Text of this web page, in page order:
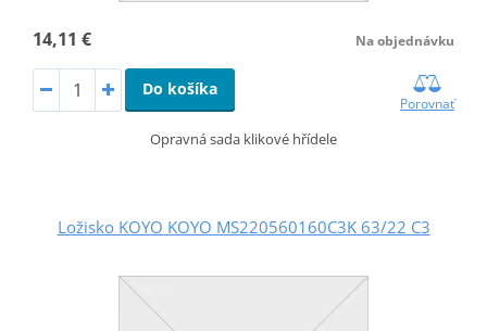
14,11 € Na objednávku
Do košíka
Porovnať
Opravná sada klikové hřídele
Ložisko KOYO KOYO MS220560160C3K 63/22 C3